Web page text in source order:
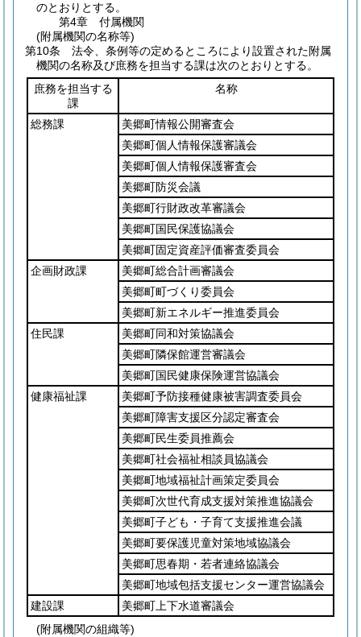
のとおりとする。
第4章
付属機関
(附属機関の名称等)
第10条
法令、条例等の定めるところにより設置された附属
機関の名称及び庶務を担当する課は次のとおりとする。
庶務を担当する
課
名称
総務課
美郷町情報公開審査会
美郷町個人情報保護審議会
美郷町個人情報保護審査会
美郷町防災会議
美郷町行財政改革審議会
美郷町国民保護協議会
美郷町固定資産評価審査委員会
企画財政課
美郷町総合計画審議会
美郷町町づくり委員会
美郷町新エネルギー推進委員会
住民課
美郷町同和対策協議会
美郷町隣保館運営審議会
美郷町国民健康保険運営協議会
健康福祉課
美郷町予防接種健康被害調査委員会
美郷町障害支援区分認定審査会
美郷町民生委員推薦会
美郷町社会福祉相談員協議会
美郷町地域福祉計画策定委員会
美郷町次世代育成支援対策推進協議会
美郷町子ども・子育て支援推進会議
美郷町要保護児童対策地域協議会
美郷町思春期・若者連絡協議会
美郷町地域包括支援センター運営協議会
建設課
美郷町上下水道審議会
(附属機関の組織等)